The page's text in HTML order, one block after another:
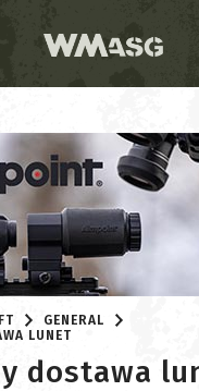
GENERAL
LUNET
dostawa